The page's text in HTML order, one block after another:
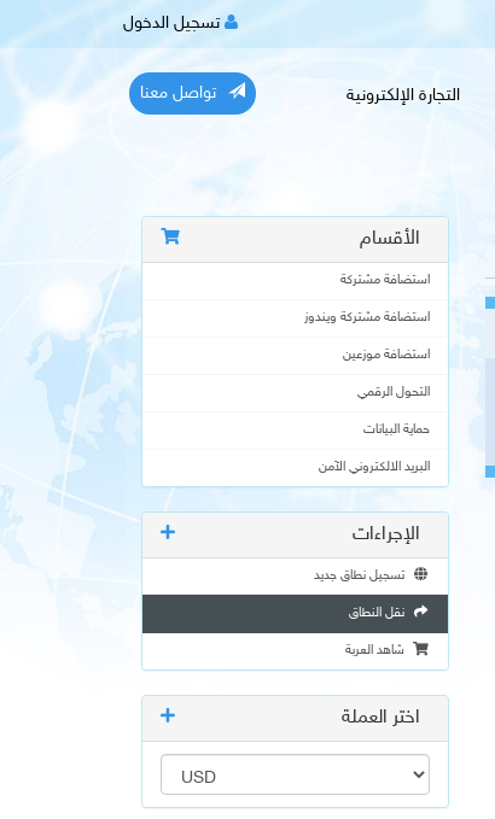
تسجيل الدخول
التجارة الإلكترونية تواصل معنا
الأقسام
استضافة مشتركة
استضافة مشتركة ويندوز
استضافة موزعين
التحول الرقمي
حماية البيانات
البريد الالكتروني الآمن
الإجراءات
تسجيل نطاق جديد
نقل النطاق
شاهد العربة
اختر العملة